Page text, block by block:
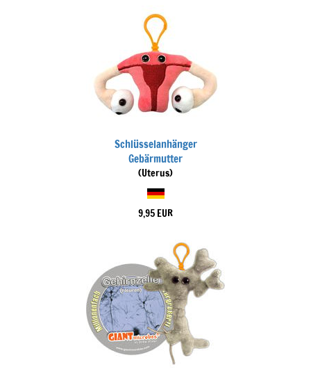
Schlüsselanhänger
Gebärmutter
(Uterus)
9,95 EUR